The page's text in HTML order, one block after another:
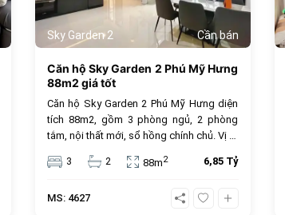
Sky Garden 2 Cần bán
Căn hộ Sky Garden 2 Phú Mỹ Hưng
88m2 giá tốt
Căn hộ Sky Garden 2 Phú Mỹ Hưng diện
tích 88m2, gồm 3 phòng ngủ, 2 phòng
tắm, nội thất mới, sổ hồng chính chủ. Vị trí
tỷ đồng, phù hợp để ở hoặc đầu tư.
3 2 88m2 6,85 Tỷ
MS: 4627